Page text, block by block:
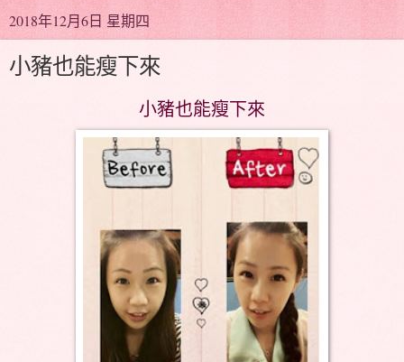
2018年12月6日 星期四
小豬也能瘦下來
小豬也能瘦下來